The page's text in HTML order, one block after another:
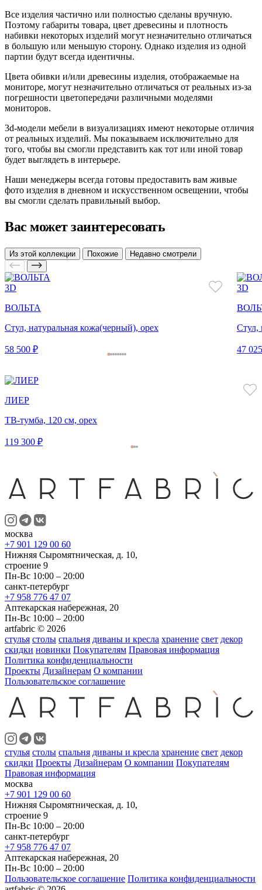
Все изделия частично или полностью сделаны вручную.
Поэтому габариты товара, цвет древесины и плотность
набивки некоторых изделий могут незначительно отличаться
в большую или меньшую сторону. Однако изделия из одной
партии будут всегда идентичны.
Цвета обивки и/или древесины изделия, отображаемые на
мониторе, могут незначительно отличаться от реальных из-за
погрешности цветопередачи различными моделями
мониторов.
3d-модели мебели в визуализациях имеют некоторые отличия
от реальных изделий. Мы показываем исключительно для
того, чтобы вы смогли представить как тот или иной товар
будет выглядеть в интерьере.
Наши менеджеры всегда готовы предоставить вам живые
фото изделия в дневном и искусственном освещении, чтобы
вы смогли сделать правильный выбор.
Вас может заинтересовать
Из этой коллекции Похожие Недавно смотрели
3D
ВОЛЬТА
Стул, натуральная кожа(черный), орех
58 500 ₽
3D
Стул,
47
ЛИЕР
ТВ-тумба, 120 см, орех
119 300 ₽
москва
+7 901 129 00 60
Нижняя Сыромятническая, д. 10,
строение 9
Пн-Вс 10:00 – 20:00
санкт-петербург
+7 958 776 47 07
Аптекарская набережная, 20
Пн-Вс 10:00 – 20:00
artfabric © 2026
стулья столы спальня диваны и кресла хранение свет декор
скидки новинки Покупателям Правовая информация
Политика конфиденциальности
Проекты Дизайнерам О компании
Пользовательское соглашение
стулья столы спальня диваны и кресла хранение свет декор
скидки Проекты Дизайнерам О компании Покупателям
Правовая информация
москва
+7 901 129 00 60
Нижняя Сыромятническая, д. 10,
строение 9
Пн-Вс 10:00 – 20:00
санкт-петербург
+7 958 776 47 07
Аптекарская набережная, 20
Пн-Вс 10:00 – 20:00
Пользовательское соглашение Политика конфиденциальности